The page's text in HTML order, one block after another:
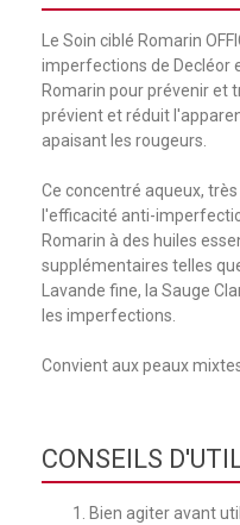
Le Soin ciblé Romarin
imperfections de Decléor
Romarin pour prévenir et
prévient et réduit
apaisant les rougeurs.
Ce concentré aqueux,
l'efficacité anti-
Romarin à des huiles
supplémentaires telles
Lavande fine, la Sauge
les imperfections.
Convient aux peaux
CONSEILS
Bien agiter avant